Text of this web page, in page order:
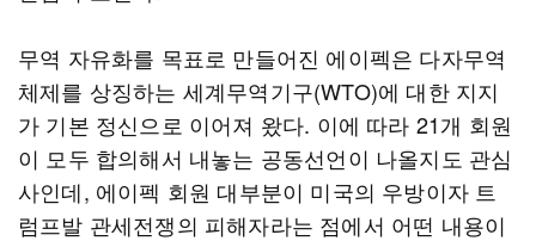
무역 자유화를 목표로 만들어진 에이펙은 다자무역
체제를 상징하는 세계무역기구(WTO)에 대한 지지
가 기본 정신으로 이어져 왔다. 이에 따라 21개 회원
이 모두 합의해서 내놓는 공동선언이 나올지도 관심
사인데, 에이펙 회원 대부분이 미국의 우방이자 트
럼프발 관세전쟁의 피해자라는 점에서 어떤 내용이